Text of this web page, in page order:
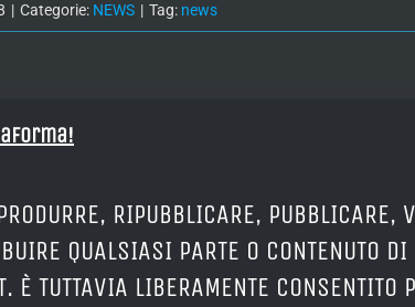
| Categorie: NEWS | Tag: news
RIPUBBLICARE,
QUALSIASI PARTE O CONTENUTO
È TUTTAVIA LIBERAMENTE